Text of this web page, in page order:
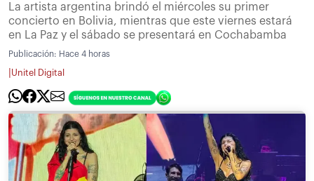
La artista argentina brindó el miércoles su primer
concierto en Bolivia, mientras que este viernes estará
en La Paz y el sábado se presentará en Cochabamba
Publicación: Hace 4 horas
Unitel Digital